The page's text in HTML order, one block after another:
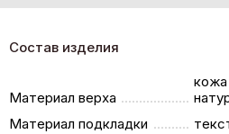
Состав изделия
Материал верха
кожа
Материал подкладки